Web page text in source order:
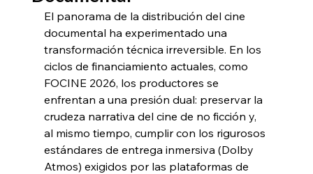
El panorama de la distribución del cine
documental ha experimentado una
transformación técnica irreversible. En los
ciclos de financiamiento actuales, como
FOCINE 2026, los productores se
enfrentan a una presión dual: preservar la
crudeza narrativa del cine de no ficción y,
al mismo tiempo, cumplir con los rigurosos
estándares de entrega inmersiva (Dolby
Atmos) exigidos por las plataformas de